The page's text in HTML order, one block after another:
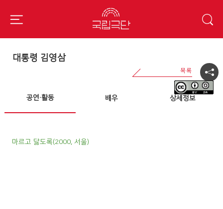
대통령 김영삼
공연·활동 배우 상세정보
마르고 닳도록(2000, 서울)